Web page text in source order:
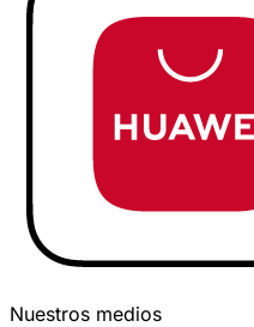
Nuestros medios